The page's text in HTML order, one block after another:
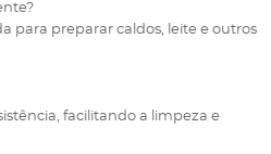
para preparar caldos, leite e outros
facilitando a limpeza e